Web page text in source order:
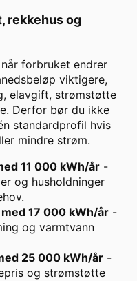
rekkehus og
forbruket endrer
viktigere,
elavgift, strømstøtte
Derfor bør du ikke
standardprofil hvis
mindre strøm.
11 000 kWh/år -
og husholdninger
17 000 kWh/år -
og varmtvann
25 000 kWh/år -
og strømstøtte